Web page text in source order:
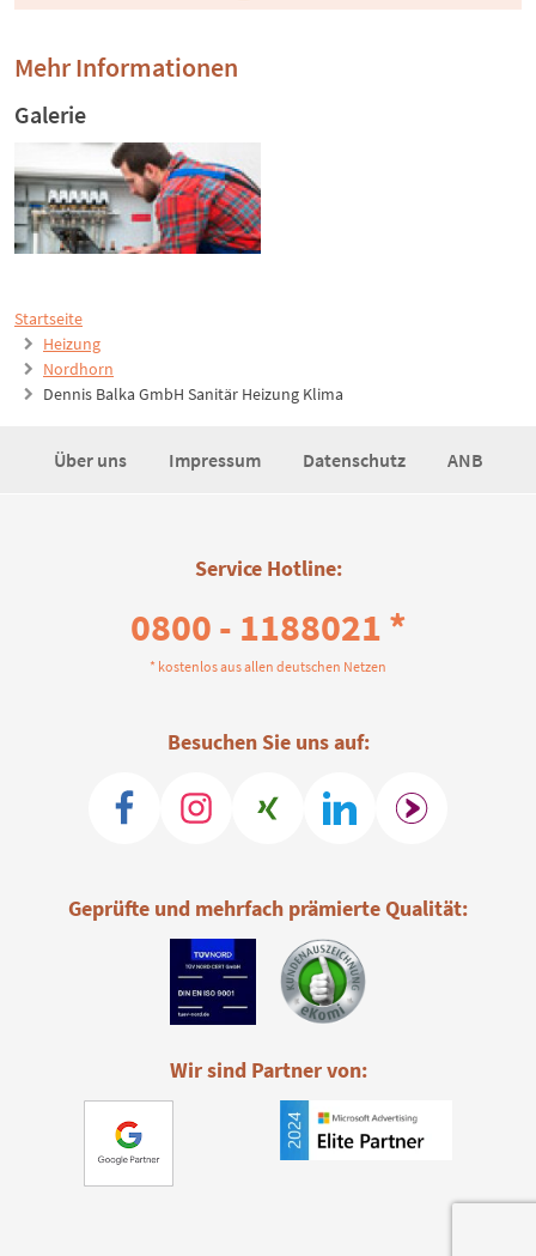
Startseite
Heizung
Nordhorn
Dennis Balka GmbH Sanitär Heizung Klima
Mehr Informationen
Galerie
Über uns Impressum Datenschutz ANB
Service Hotline:
0800 - 1188021 *
* kostenlos aus allen deutschen Netzen
Besuchen Sie uns auf:
Geprüfte und mehrfach prämierte Qualität:
Wir sind Partner von: